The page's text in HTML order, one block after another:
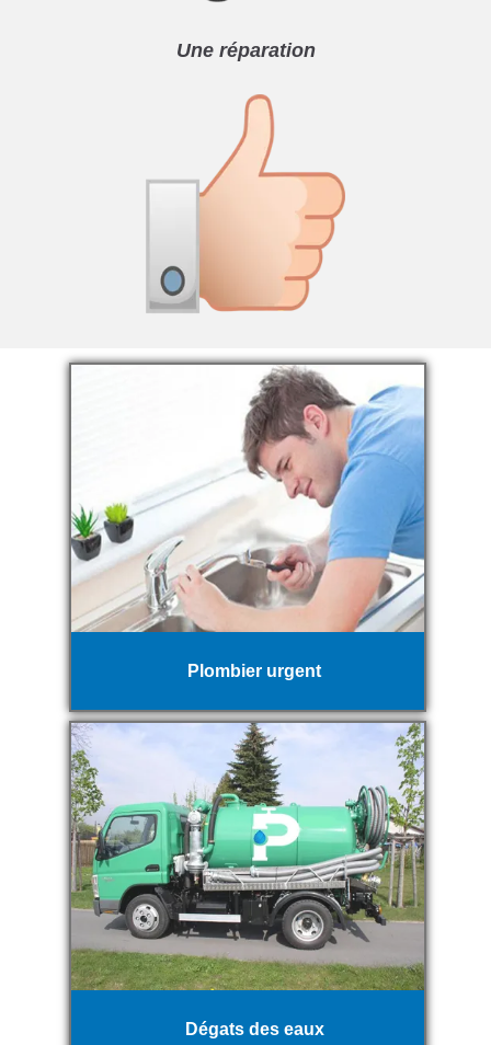
Une réparation
Plombier urgent
Dégats des eaux